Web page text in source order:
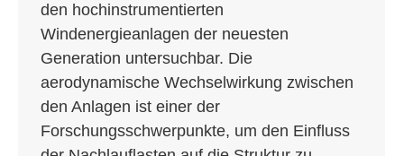
den hochinstrumentierten
Windenergieanlagen der neuesten
Generation untersuchbar. Die
aerodynamische Wechselwirkung zwischen
den Anlagen ist einer der
Forschungsschwerpunkte, um den Einfluss